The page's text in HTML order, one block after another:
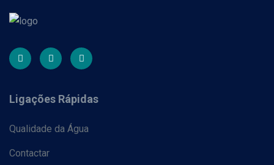
Ligações Rápidas
Qualidade da Água
Contactar